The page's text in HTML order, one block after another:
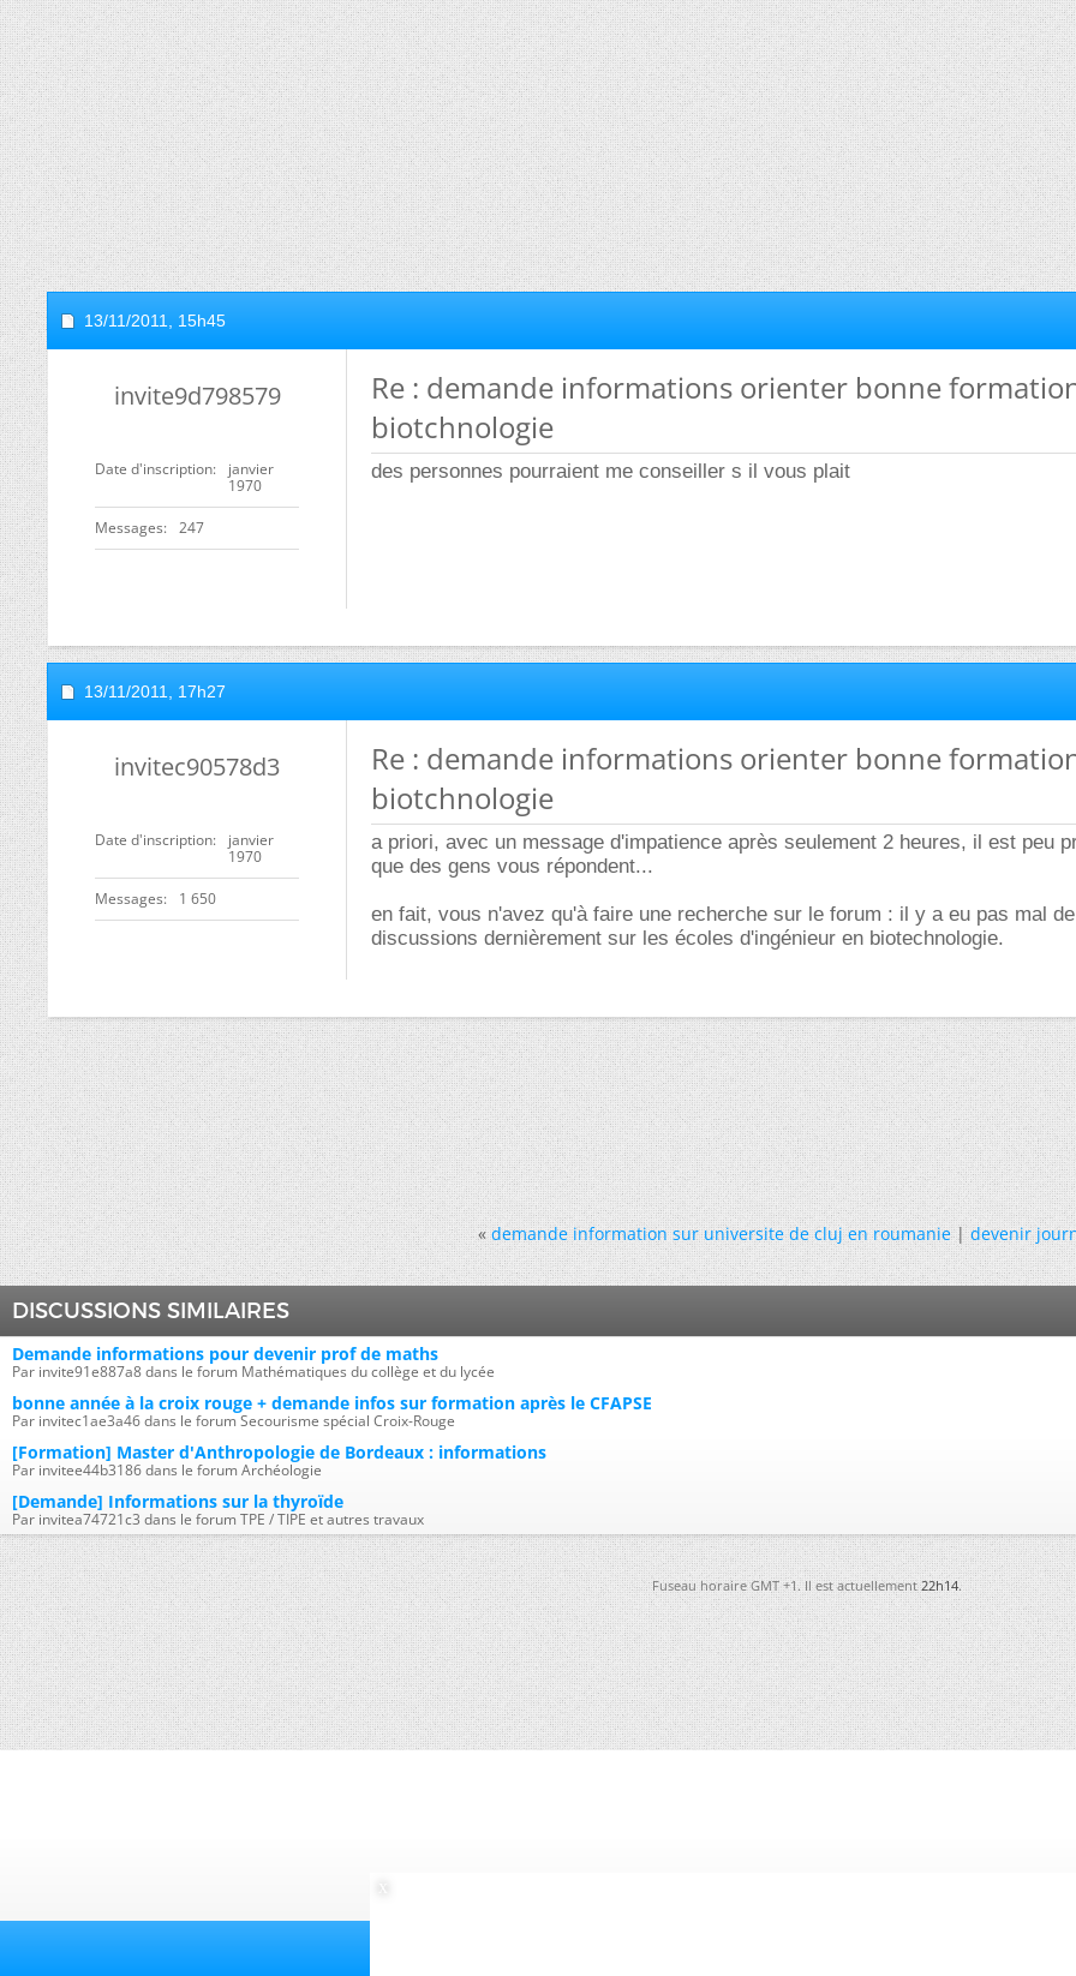
13/11/2011, 15h45
invite9d798579
Date d'inscription
janvier
1970
Messages 247
Re : demande informations orienter bonne
biotchnologie
des personnes pourraient me conseiller s il vous plait
13/11/2011, 17h27
invitec90578d3
Date d'inscription
janvier
1970
Messages 1 650
Re : demande informations orienter bonne
biotchnologie
a priori, avec un message d'impatience après seulement 2 heures, il est peu
que des gens vous répondent...
en fait, vous n'avez qu'à faire une recherche sur le forum : il y a eu pas mal de
discussions dernièrement sur les écoles d'ingénieur en biotechnologie.
« demande information sur universite de cluj en roumanie|devenir
DISCUSSIONS SIMILAIRES
Demande informations pour devenir prof de maths
Par invite91e887a8 dans le forum Mathématiques du collège et du lycée
bonne année à la croix rouge + demande infos sur formation après le CFAPSE
Par invitec1ae3a46 dans le forum Secourisme spécial Croix-Rouge
[Formation] Master d'Anthropologie de Bordeaux : informations
Par invitee44b3186 dans le forum Archéologie
[Demande] Informations sur la thyroïde
Par invitea74721c3 dans le forum TPE / TIPE et autres travaux
Fuseau horaire GMT +1. Il est actuellement22h14.